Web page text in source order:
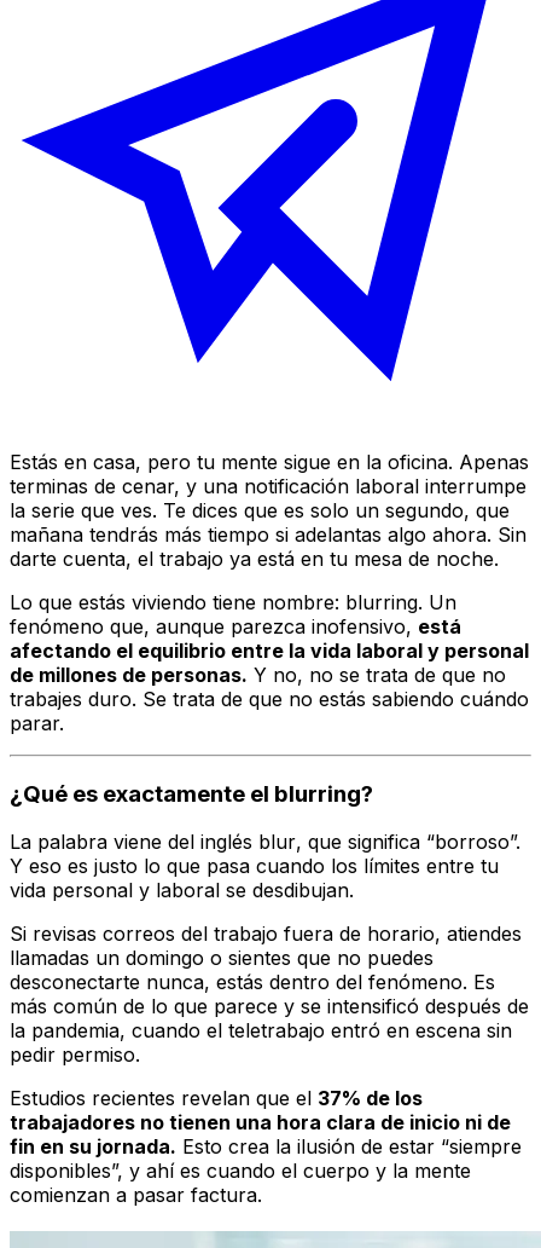
Estás en casa, pero tu mente sigue en la oficina. Apenas
terminas de cenar, y una notificación laboral interrumpe
la serie que ves. Te dices que es solo un segundo, que
mañana tendrás más tiempo si adelantas algo ahora. Sin
darte cuenta, el trabajo ya está en tu mesa de noche.
Lo que estás viviendo tiene nombre: blurring. Un
fenómeno que, aunque parezca inofensivo, está
afectando el equilibrio entre la vida laboral y personal
de millones de personas. Y no, no se trata de que no
trabajes duro. Se trata de que no estás sabiendo cuándo
parar.
¿Qué es exactamente el blurring?
La palabra viene del inglés blur, que significa “borroso”.
Y eso es justo lo que pasa cuando los límites entre tu
vida personal y laboral se desdibujan.
Si revisas correos del trabajo fuera de horario, atiendes
llamadas un domingo o sientes que no puedes
desconectarte nunca, estás dentro del fenómeno. Es
más común de lo que parece y se intensificó después de
la pandemia, cuando el teletrabajo entró en escena sin
pedir permiso.
Estudios recientes revelan que el 37% de los
trabajadores no tienen una hora clara de inicio ni de
fin en su jornada. Esto crea la ilusión de estar “siempre
disponibles”, y ahí es cuando el cuerpo y la mente
comienzan a pasar factura.